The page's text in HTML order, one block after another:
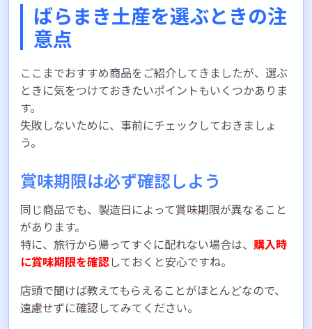
ばらまき土産を選ぶときの注
意点
ここまでおすすめ商品をご紹介してきましたが、選ぶ
ときに気をつけておきたいポイントもいくつかありま
す。
失敗しないために、事前にチェックしておきましょ
う。
賞味期限は必ず確認しよう
同じ商品でも、製造日によって賞味期限が異なること
があります。
特に、旅行から帰ってすぐに配れない場合は、 購入時
に賞味期限を確認しておくと安心ですね。
店頭で聞けば教えてもらえることがほとんどなので、
遠慮せずに確認してみてください。